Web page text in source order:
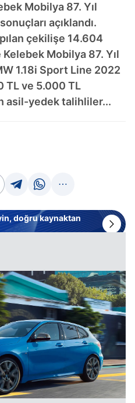
Mobilya 87. Yıl
açıklandı.
çekilişe 14.604
Mobilya 87. Yıl
1.18i Sport Line 2022
TL ve 5.000 TL
asil-yedek talihliler...
doğru kaynaktan